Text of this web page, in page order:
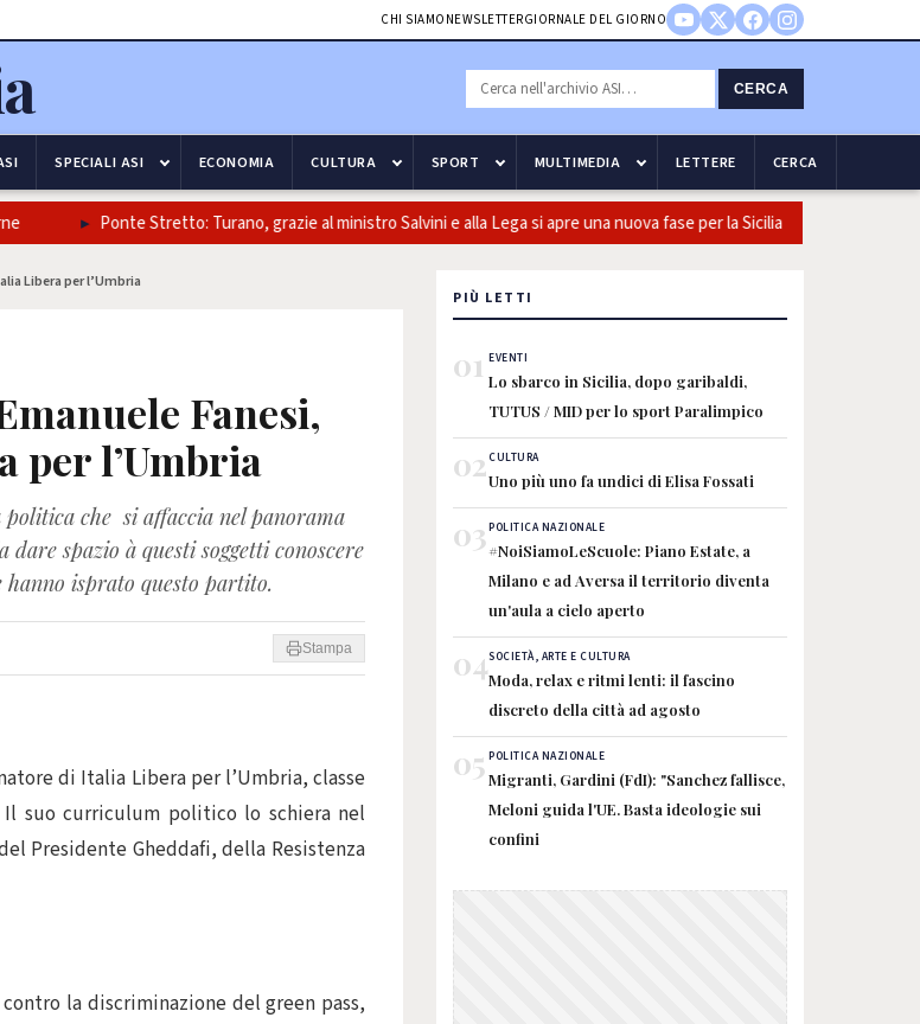
CHI SIAMO NEWSLETTERGIORNALE DEL GIORNO
CERCA
SPECIALI ASI ECONOMIA CULTURA SPORT MULTIMEDIA LETTERE CERCA
Ponte Stretto: Turano, grazie al ministro Salvini e alla Lega si apre una nuova fase per la Sicilia
Libera per l’Umbria
Fanesi,
per l’Umbria
che si affaccia nel panorama
spazio à questi soggetti conoscere
isprato questo partito.
Stampa
di Italia Libera per l’Umbria, classe
suo curriculum politico lo schiera nel
Presidente Gheddafi, della Resistenza
la discriminazione del green pass,
PIÙ LETTI
01 EVENTI
Lo sbarco in Sicilia, dopo garibaldi,
TUTUS / MID per lo sport Paralimpico
02CULTURA
Uno più uno fa undici di Elisa Fossati
03POLITICA NAZIONALE
#NoiSiamoLeScuole: Piano Estate, a
Milano e ad Aversa il territorio diventa
un'aula a cielo aperto
04SOCIETÀ, ARTE E CULTURA
Moda, relax e ritmi lenti: il fascino
discreto della città ad agosto
05 POLITICA NAZIONALE
Migranti, Gardini (FdI): "Sanchez fallisce,
Meloni guida l'UE. Basta ideologie sui
confini